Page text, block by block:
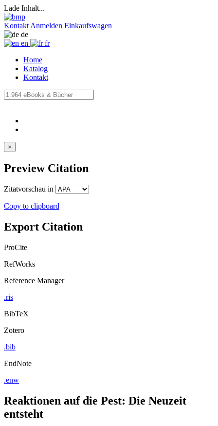
Lade Inhalt...
Kontakt Anmelden Einkaufswagen
de
en
fr
Home
Katalog
Kontakt
×
Preview Citation
Zitatvorschau in
Copy to clipboard
Export Citation
ProCite
RefWorks
Reference Manager
.ris
BibTeX
Zotero
.bib
EndNote
.enw
Reaktionen auf die Pest: Die Neuzeit
entsteht